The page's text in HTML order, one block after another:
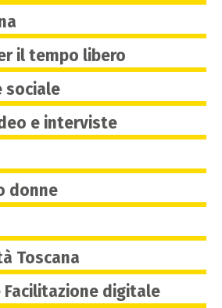
il tempo libero
sociale
e interviste
donne
Toscana
Facilitazione digitale